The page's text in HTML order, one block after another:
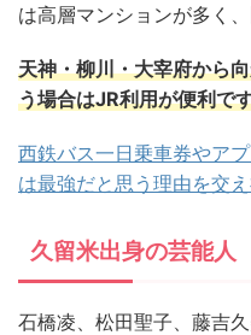
は高層マンションが多く
天神・柳川・大宰府から
う場合はJR利用が便利で
西鉄バス一日乗車券やア
は最強だと思う理由を交
久留米出身の芸能人
石橋凌、松田聖子、藤吉